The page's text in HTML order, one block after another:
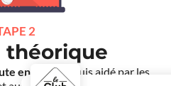
2
théorique
en ligne. Je suis aidé par les